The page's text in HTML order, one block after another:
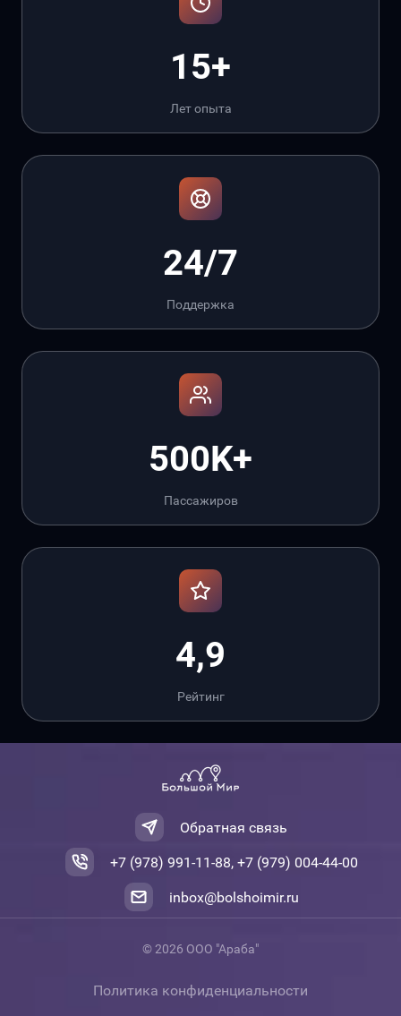
15+
Лет опыта
24/7
Поддержка
500K+
Пассажиров
4,9
Рейтинг
Обратная связь
+7 (978) 991-11-88, +7 (979) 004-44-00
inbox@bolshoimir.ru
© 2026 ООО "Араба"
Политика конфиденциальности